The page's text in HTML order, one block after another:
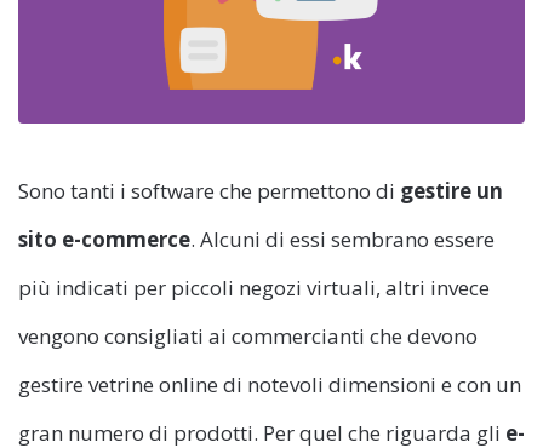
Sono tanti i software che permettono di gestire un
sito e-commerce. Alcuni di essi sembrano essere
più indicati per piccoli negozi virtuali, altri invece
vengono consigliati ai commercianti che devono
gestire vetrine online di notevoli dimensioni e con un
gran numero di prodotti. Per quel che riguarda gli e-